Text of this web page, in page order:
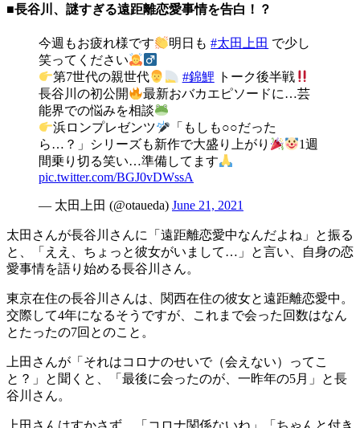
■長谷川、謎すぎる遠距離恋愛事情を告白！？
今週もお疲れ様です 明日も#太田上田 で少し
笑ってください
第7世代の親世代
#錦鯉 トーク後半戦
長谷川の初公開
最新おバカエピソードに…芸
能界での悩みを相談
浜ロンプレゼンツ
「もしも○○だった
ら…？」シリーズも新作で大盛り上がり
1週
間乗り切る笑い…準備してます
pic.twitter.com/BGJ0vDWssA
— 太田上田 (@otaueda) June 21, 2021
太田さんが長谷川さんに「遠距離恋愛中なんだよね」と振る
と、「ええ、ちょっと彼女がいまして…」と言い、自身の恋
愛事情を語り始める長谷川さん。
東京在住の長谷川さんは、関西在住の彼女と遠距離恋愛中。
交際して4年になるそうですが、これまで会った回数はなん
とたったの7回とのこと。
上田さんが「それはコロナのせいで（会えない）ってこ
と？」と聞くと、「最後に会ったのが、一昨年の5月」と長
谷川さん。
上田さんはすかさず、「コロナ関係ないね」「ちゃんと付き